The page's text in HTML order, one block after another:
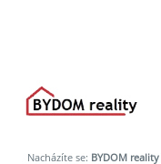
Nacházíte se: BYDOM